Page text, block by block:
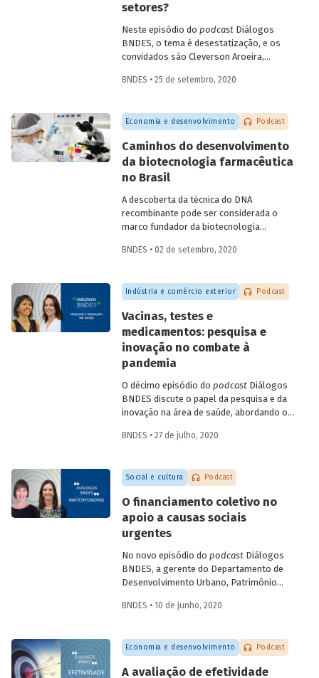
setores?
Neste episódio do podcastDiálogos
BNDES, o tema é desestatização, e os
convidados são Cleverson Aroeira,
de Parcerias de Investimento do BNDES, e
International Finance Corporation (IFC),
do Grupo Banco Mundial. Na conversa,
modalidades de desestatização, os
modelos de regulação e contrato, o
processo de estruturação de projetos e
investimentos e parcerias com o setor
privado.
BNDES • 25 de setembro, 2020
Economia e desenvolvimento Podcast
Caminhos do desenvolvimento
da biotecnologia farmacêutica
no Brasil
A descoberta da técnica do DNA
recombinante pode ser considerada o
marco fundador da biotecnologia
capazes de produzir novas proteínas ou
larga escala. Na área de saúde, a
biotecnologia avançou em atividades
medicamentos e vacinas, de reagentes
para diagnóstico e de materiais médicos
e odontológicos, assim como em novos
campos como a terapia celular e a terapia
de incorporação da biotecnologia pelo
setor farmacêutico no Brasil.
BNDES • 02 de setembro, 2020
Indústria e comércio exterior Podcast
Vacinas, testes e
medicamentos: pesquisa e
inovação no combate à
pandemia
O décimo episódio do podcastDiálogos
BNDES discute o papel da pesquisa e da
inovação na área de saúde, abordando os
Covid-19. Na conversa, a gerente setorial
e de Serviços de Saúde do BNDES, Carla
Reis, e a professora da Coppe-UFRJ e
Engenharia de Cultivos Celulares (LECC),
Leda Castilho, falam das parcerias
brasileiras para testagem e produção de
sobre o teste de diagnóstico
desenvolvido pela UFRJ, que deve
contribuir para identificar com maior
precisão e menor custo os casos da
BNDES • 27 de julho, 2020
Social e cultura Podcast
O financiamento coletivo no
apoio a causas sociais
urgentes
No novo episódio do podcastDiálogos
BNDES, a gerente do Departamento de
Desenvolvimento Urbano, Patrimônio
Zendron e a co-fundadora da Benfeitoria
matchfunding(que agrega a participação
de um doador institucional ao
BNDES • 10 de junho, 2020
Economia e desenvolvimento Podcast
A avaliação de efetividade